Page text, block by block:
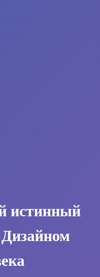
истинный